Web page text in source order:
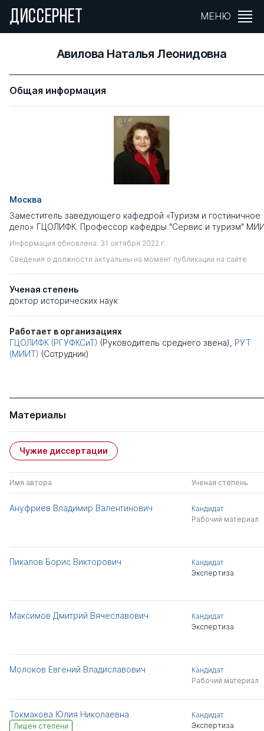
ДИССЕРНЕТ МЕНЮ
Авилова Наталья Леонидовна
Общая информация
Москва
Заместитель заведующего кафедрой «Туризм и гостиничное
дело» ГЦОЛИФК. Профессор кафедры "Сервис и туризм"
Информация обновлена: 31 октября 2022 г.
Сведения о должности актуальны на момент публикации на сайте
Ученая степень
доктор исторических наук
Работает в организациях
ГЦОЛИФК (РГУФКСиТ) (Руководитель среднего звена), РУТ
(МИИТ) (Сотрудник)
Материалы
Чужие диссертации
Имя автора Ученая степень
Ануфриев Владимир Валентинович
Кандидат
Рабочий материал
Пикалов Борис Викторович
Кандидат
Экспертиза
Максимов Дмитрий Вячеславович
Кандидат
Экспертиза
Молоков Евгений Владиславович
Кандидат
Рабочий материал
Токмакова Юлия Николаевна
Лишен степени
Кандидат
Экспертиза